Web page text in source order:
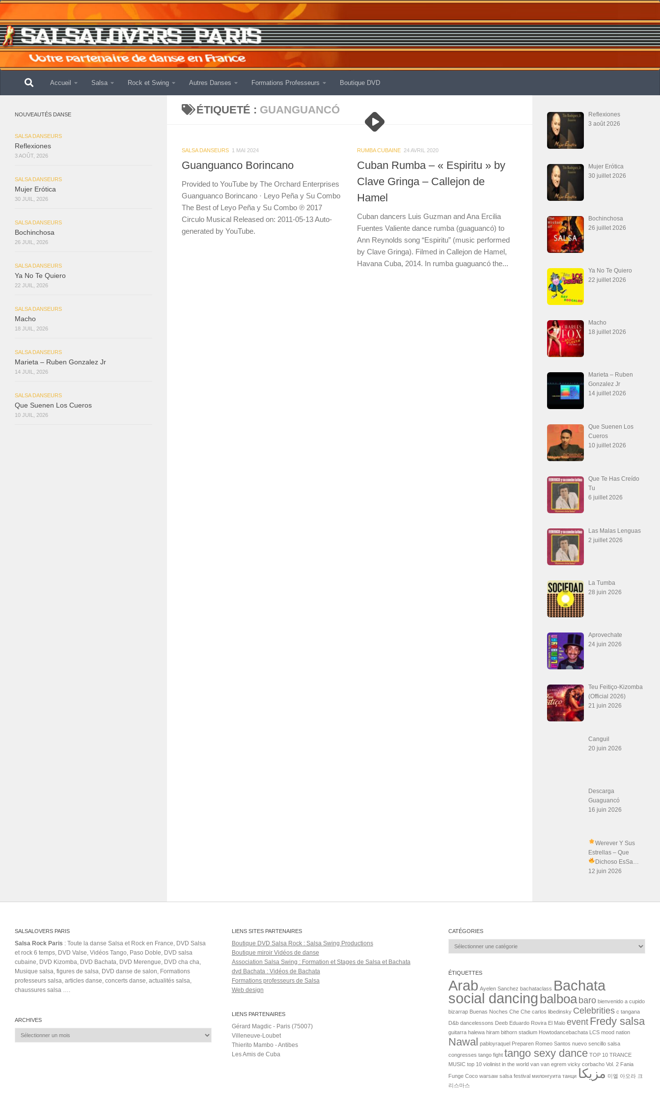
Accueil Salsa Rock et Swing Autres Danses Formations Professeurs Boutique DVD
ÉTIQUETÉ : GUANGUANCÓ
SALSA DANSEURS 1 MAI 2024
Guanguanco Borincano
Provided to YouTube by The Orchard Enterprises
Guanguanco Borincano · Leyo Peña y Su Combo
The Best of Leyo Peña y Su Combo ℗ 2017
Circulo Musical Released on: 2011-05-13 Auto-
generated by YouTube.
RUMBA CUBAINE 24 AVRIL 2020
Cuban Rumba – « Espiritu » by
Clave Gringa – Callejon de
Hamel
Cuban dancers Luis Guzman and Ana Ercilia
Fuentes Valiente dance rumba (guaguancó) to
Ann Reynolds song “Espiritu” (music performed
by Clave Gringa). Filmed in Callejon de Hamel,
Havana Cuba, 2014. In rumba guaguancó the...
NOUVEAUTÉS DANSE
SALSA DANSEURS
Reflexiones
3 AOÛT, 2026
SALSA DANSEURS
Mujer Erótica
30 JUIL, 2026
SALSA DANSEURS
Bochinchosa
26 JUIL, 2026
SALSA DANSEURS
Ya No Te Quiero
22 JUIL, 2026
SALSA DANSEURS
Macho
18 JUIL, 2026
SALSA DANSEURS
Marieta – Ruben Gonzalez Jr
14 JUIL, 2026
SALSA DANSEURS
Que Suenen Los Cueros
10 JUIL, 2026
Reflexiones
3 août 2026
Mujer Erótica
30 juillet 2026
Bochinchosa
26 juillet 2026
Ya No Te Quiero
22 juillet 2026
Macho
18 juillet 2026
Marieta – Ruben
Gonzalez Jr
14 juillet 2026
Que Suenen Los
Cueros
10 juillet 2026
Que Te Has Creído
Tu
6 juillet 2026
Las Malas Lenguas
2 juillet 2026
La Tumba
28 juin 2026
Aprovechate
24 juin 2026
Teu Feitiço-Kizomba
(Official 2026)
21 juin 2026
Canguil
20 juin 2026
Descarga
Guaguancó
16 juin 2026
Werever Y Sus
Estrellas – Que
Dichoso EsSa…
12 juin 2026
SALSALOVERS PARIS
Salsa Rock Paris : Toute la danse Salsa et Rock en France, DVD Salsa
et rock 6 temps, DVD Valse, Vidéos Tango, Paso Doble, DVD salsa
cubaine, DVD Kizomba, DVD Bachata, DVD Merengue, DVD cha cha,
Musique salsa, figures de salsa, DVD danse de salon, Formations
professeurs salsa, articles danse, concerts danse, actualités salsa,
chaussures salsa ….
ARCHIVES
Archives
LIENS SITES PARTENAIRES
Boutique DVD Salsa Rock : Salsa Swing Productions
Boutique miroir Vidéos de danse
Association Salsa Swing : Formation et Stages de Salsa et Bachata
dvd Bachata : Vidéos de Bachata
Formations professeurs de Salsa
Web design
LIENS PARTENAIRES
Gérard Magdic - Paris (75007)
Villeneuve-Loubet
Thierito Mambo - Antibes
Les Amis de Cuba
CATÉGORIES
Catégories
ÉTIQUETTES
Arab Ayelen Sanchez bachataclass Bachata
social dancingbalboabaro bienvenido a cupido
bizarrap Buenas Noches Che Che carlos libedinsky Celebrities c tangana
D&b dancelessons Deeb Eduardo Rovira El Malo event Fredy salsa
guitarra halewa hiram bithorn stadium Howtodancebachata LCS mood nation
Nawal pabloyraquel Preparen Romeo Santos nuevo sencillo salsa
congresses tango fight tango sexy dance TOP 10 TRANCE
MUSIC top 10 violinist in the world van van egrem vicky corbacho Vol. 2 Fania
Funge Coco warsaw salsa festival милонгуита танци مزيكا 미엘 아오라 크
리스마스